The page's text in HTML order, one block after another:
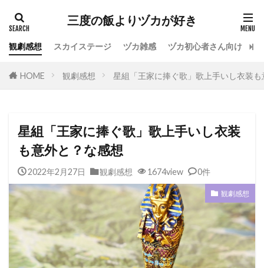
三度の飯よりヅカが好き
観劇感想 スカイステージ ヅカ雑感 ヅカ初心者さん向け
HOME 観劇感想 星組「王家に捧ぐ歌」歌上手いし衣装
星組「王家に捧ぐ歌」歌上手いし衣装
も意外と？な感想
2022年2月27日 観劇感想 1674view 0件
観劇感想
専科 花組 月組 雪組
星組
スカステ
お茶会
レヴュースタァライト
大人会
宝塚用語
おすすめ飲食店
初心者
初観劇
観劇マナー
かげきしょうじょ!!
検索